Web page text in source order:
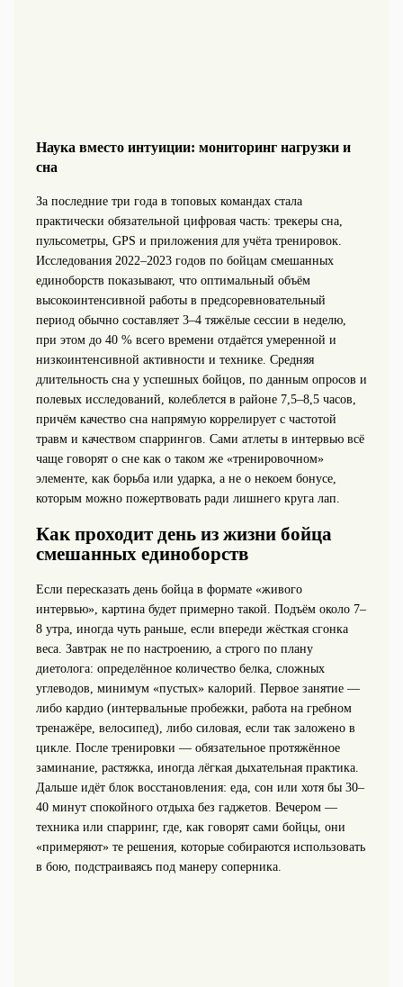
Наука вместо интуиции: мониторинг нагрузки и
сна
За последние три года в топовых командах стала
практически обязательной цифровая часть: трекеры сна,
пульсометры, GPS и приложения для учёта тренировок.
Исследования 2022–2023 годов по бойцам смешанных
единоборств показывают, что оптимальный объём
высокоинтенсивной работы в предсоревновательный
период обычно составляет 3–4 тяжёлые сессии в неделю,
при этом до 40 % всего времени отдаётся умеренной и
низкоинтенсивной активности и технике. Средняя
длительность сна у успешных бойцов, по данным опросов и
полевых исследований, колеблется в районе 7,5–8,5 часов,
причём качество сна напрямую коррелирует с частотой
травм и качеством спаррингов. Сами атлеты в интервью всё
чаще говорят о сне как о таком же «тренировочном»
элементе, как борьба или ударка, а не о некоем бонусе,
которым можно пожертвовать ради лишнего круга лап.
Как проходит день из жизни бойца
смешанных единоборств
Если пересказать день бойца в формате «живого
интервью», картина будет примерно такой. Подъём около 7–
8 утра, иногда чуть раньше, если впереди жёсткая сгонка
веса. Завтрак не по настроению, а строго по плану
диетолога: определённое количество белка, сложных
углеводов, минимум «пустых» калорий. Первое занятие —
либо кардио (интервальные пробежки, работа на гребном
тренажёре, велосипед), либо силовая, если так заложено в
цикле. После тренировки — обязательное протяжённое
заминание, растяжка, иногда лёгкая дыхательная практика.
Дальше идёт блок восстановления: еда, сон или хотя бы 30–
40 минут спокойного отдыха без гаджетов. Вечером —
техника или спарринг, где, как говорят сами бойцы, они
«примеряют» те решения, которые собираются использовать
в бою, подстраиваясь под манеру соперника.